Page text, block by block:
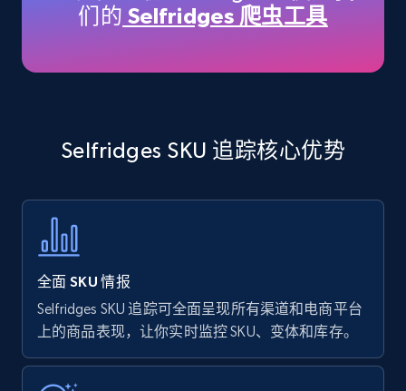
more.
35.2K+ 5.7K+ 立即开始
Amazon products - find products by using
price, Currency, Availability, Reviews count, and
more.
5.7K+ 立即开始
Amazon Reviews
们的 Selfridges 爬虫工具
Selfridges SKU 追踪核心优势
全面 SKU 情报
Selfridges SKU 追踪可全面呈现所有渠道和电商平台
上的商品表现，让你实时监控 SKU、变体和库存。